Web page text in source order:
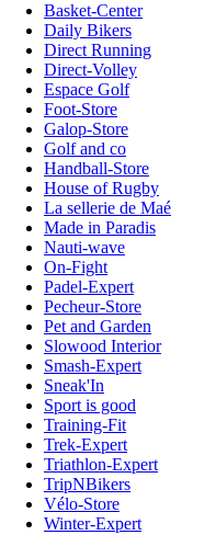
Basket-Center
Daily Bikers
Direct Running
Direct-Volley
Espace Golf
Foot-Store
Galop-Store
Golf and co
Handball-Store
House of Rugby
La sellerie de Maé
Made in Paradis
Nauti-wave
On-Fight
Padel-Expert
Pecheur-Store
Pet and Garden
Slowood Interior
Smash-Expert
Sneak'In
Sport is good
Training-Fit
Trek-Expert
Triathlon-Expert
TripNBikers
Vélo-Store
Winter-Expert